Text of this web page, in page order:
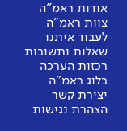
אודות ראמ"ה
צוות ראמ"ה
לעבוד איתנו
שאלות ותשובות
רכזות הערכה
בלוג ראמ"ה
יצירת קשר
הצהרת נגישות